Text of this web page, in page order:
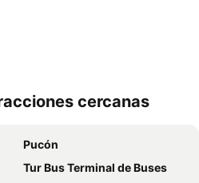
cercanas
Pucón
Tur Bus Terminal de Buses